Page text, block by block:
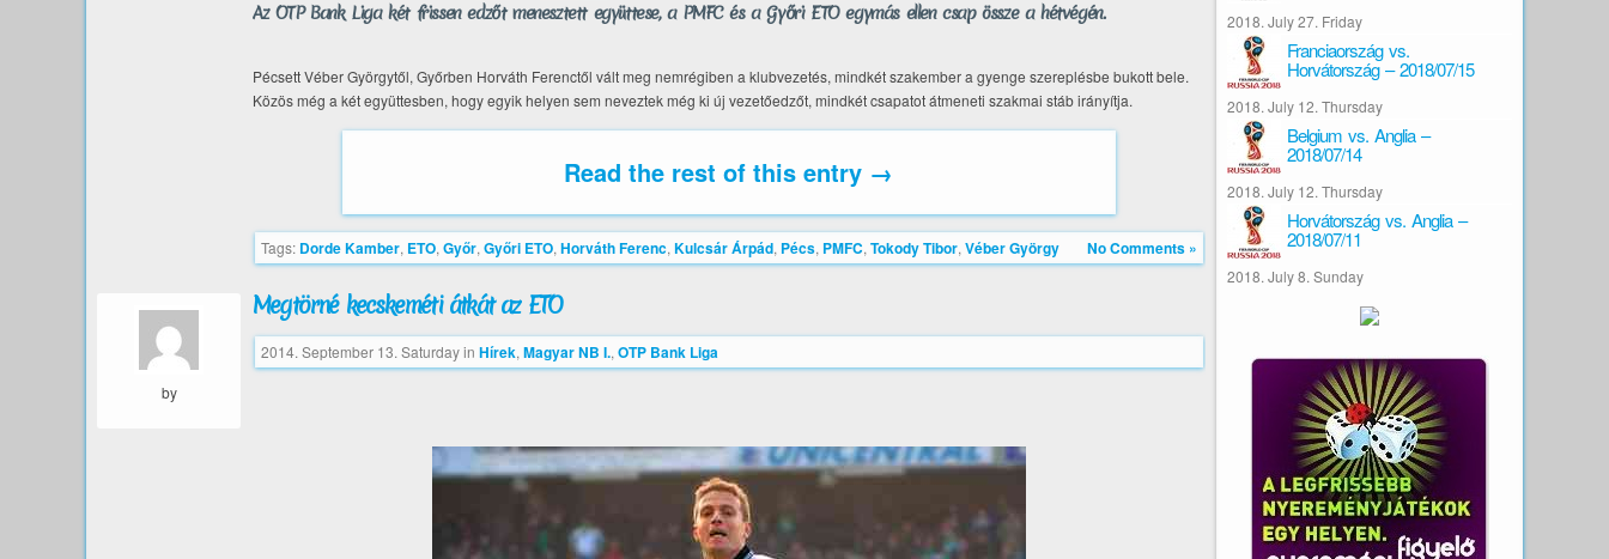
Az OTP Bank Liga két frissen edzőt menesztett együttese, a PMFC és a Győri ETO egymás ellen csap össze a hétvégén.
Pécsett Véber Györgytől, Győrben Horváth Ferenctől vált meg nemrégiben a klubvezetés, mindkét szakember a gyenge szereplésbe bukott bele.
Közös még a két együttesben, hogy egyik helyen sem neveztek még ki új vezetőedzőt, mindkét csapatot átmeneti szakmai stáb irányítja.
Read the rest of this entry →
Tags: Dorde Kamber, ETO, Győr, Győri ETO, Horváth Ferenc, Kulcsár Árpád, Pécs, PMFC, Tokody Tibor, Véber György No Comments »
by
Megtörné kecskeméti átkát az ETO
2014. September 13. Saturdayin Hírek, Magyar NB I., OTP Bank Liga
2018. July 27. Friday
Franciaország vs.
Horvátország – 2018/07/15
2018. July 12. Thursday
Belgium vs. Anglia –
2018/07/14
2018. July 12. Thursday
Horvátország vs. Anglia –
2018/07/11
2018. July 8. Sunday